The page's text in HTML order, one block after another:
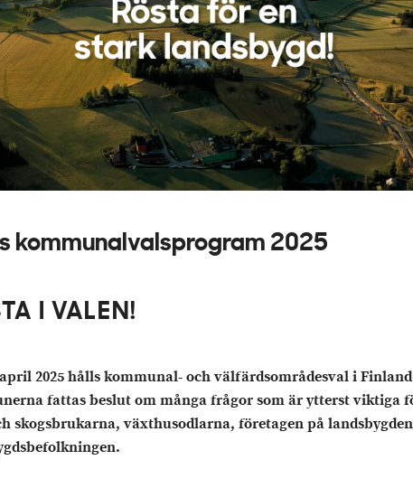
kommunalvalsprogram 2025
I VALEN!
april 2025 hålls kommunal- och välfärdsområdesval i
fattas beslut om många frågor som är ytterst viktiga
skogsbrukarna, växthusodlarna, företagen på